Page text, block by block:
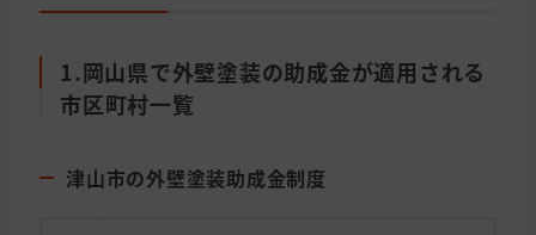
1.岡山県で外壁塗装の助成金が適用される
市区町村一覧
津山市の外壁塗装助成金制度